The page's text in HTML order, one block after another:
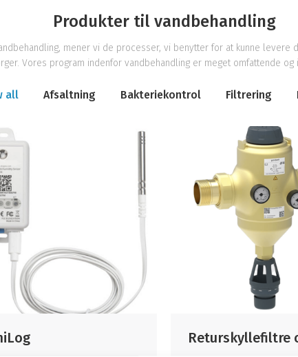
Produkter til vandbehandling
mener vi de processer, vi benytter for at kunne levere
Vores program indenfor vandbehandling er meget omfattende og
all Afsaltning Bakteriekontrol Filtrering
Returskyllefiltre